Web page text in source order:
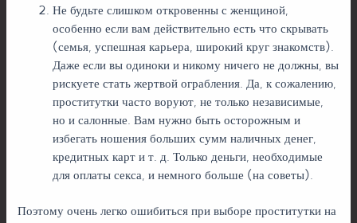
Не будьте слишком откровенны с женщиной,
особенно если вам действительно есть что скрывать
(семья, успешная карьера, широкий круг знакомств).
Даже если вы одиноки и никому ничего не должны, вы
рискуете стать жертвой ограбления. Да, к сожалению,
проститутки часто воруют, не только независимые,
но и салонные. Вам нужно быть осторожным и
избегать ношения больших сумм наличных денег,
кредитных карт и т. д. Только деньги, необходимые
для оплаты секса, и немного больше (на советы).
Поэтому очень легко ошибиться при выборе проститутки на